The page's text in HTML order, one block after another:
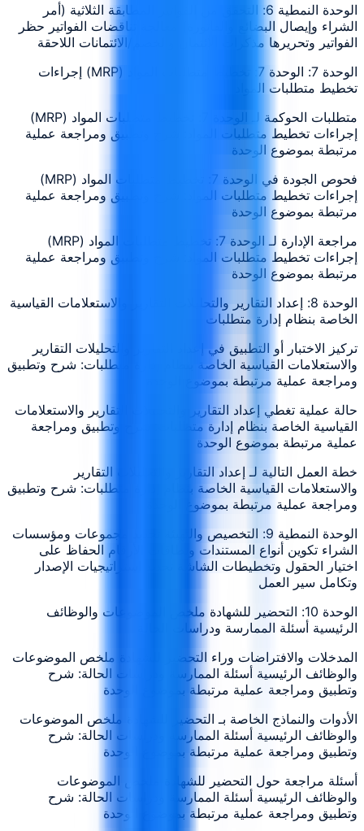
الوحدة النمطية 6: التحقق من الفواتير المطابقة الثلاثية (أمر
الشراء وإيصال البضائع والفاتورة) معالجة تناقضات الفواتير حظر
الفواتير وتحريرها مذكرات الائتمان والخصم/الائتمانات اللاحقة
الوحدة 7: الوحدة 7: تخطيط متطلبات المواد (MRP) إجراءات
تخطيط متطلبات المواد
متطلبات الحوكمة لـ الوحدة 7: تخطيط متطلبات المواد (MRP)
إجراءات تخطيط متطلبات المواد: شرح وتطبيق ومراجعة عملية
مرتبطة بموضوع الوحدة
فحوص الجودة في الوحدة 7: تخطيط متطلبات المواد (MRP)
إجراءات تخطيط متطلبات المواد: شرح وتطبيق ومراجعة عملية
مرتبطة بموضوع الوحدة
مراجعة الإدارة لـ الوحدة 7: تخطيط متطلبات المواد (MRP)
إجراءات تخطيط متطلبات المواد: شرح وتطبيق ومراجعة عملية
مرتبطة بموضوع الوحدة
الوحدة 8: إعداد التقارير والتحليلات التقارير والاستعلامات القياسية
الخاصة بنظام إدارة متطلبات
تركيز الاختبار أو التطبيق في إعداد التقارير والتحليلات التقارير
والاستعلامات القياسية الخاصة بنظام إدارة متطلبات: شرح وتطبيق
ومراجعة عملية مرتبطة بموضوع الوحدة
حالة عملية تغطي إعداد التقارير والتحليلات التقارير والاستعلامات
القياسية الخاصة بنظام إدارة متطلبات: شرح وتطبيق ومراجعة
عملية مرتبطة بموضوع الوحدة
خطة العمل التالية لـ إعداد التقارير والتحليلات التقارير
والاستعلامات القياسية الخاصة بنظام إدارة متطلبات: شرح وتطبيق
ومراجعة عملية مرتبطة بموضوع الوحدة
الوحدة النمطية 9: التخصيص والتهيئة تحديد مجموعات ومؤسسات
الشراء تكوين أنواع المستندات ونطاقات الأرقام الحفاظ على
اختيار الحقول وتخطيطات الشاشة تحديد استراتيجيات الإصدار
وتكامل سير العمل
الوحدة 10: التحضير للشهادة ملخص الموضوعات والوظائف
الرئيسية أسئلة الممارسة ودراسات الحالة
المدخلات والافتراضات وراء التحضير للشهادة ملخص الموضوعات
والوظائف الرئيسية أسئلة الممارسة ودراسات الحالة: شرح
وتطبيق ومراجعة عملية مرتبطة بموضوع الوحدة
الأدوات والنماذج الخاصة بـ التحضير للشهادة ملخص الموضوعات
والوظائف الرئيسية أسئلة الممارسة ودراسات الحالة: شرح
وتطبيق ومراجعة عملية مرتبطة بموضوع الوحدة
أسئلة مراجعة حول التحضير للشهادة ملخص الموضوعات
والوظائف الرئيسية أسئلة الممارسة ودراسات الحالة: شرح
وتطبيق ومراجعة عملية مرتبطة بموضوع الوحدة